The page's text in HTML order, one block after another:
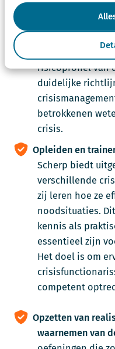
Ontwikkelen van
We
risicoprofiel van
duidelijke
betrokkenen
crisis.
Opleiden en
Scherp biedt
verschillende
zij leren hoe ze
noodsituaties.
kennis als
essentieel zijn
Het doel is om
competent
Opzetten van
waarnemen van